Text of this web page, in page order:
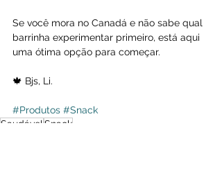
Se você mora no Canadá e não sabe qual
barrinha experimentar primeiro, está aqui
uma ótima opção para começar.
🍁 Bjs, Li.
#Produtos #Snack
Saudável Snack